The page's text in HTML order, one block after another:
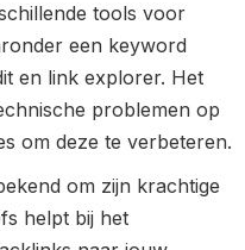
tools voor
een keyword
en link explorer. Het
problemen op
om deze te verbeteren.
om zijn krachtige
helpt bij het